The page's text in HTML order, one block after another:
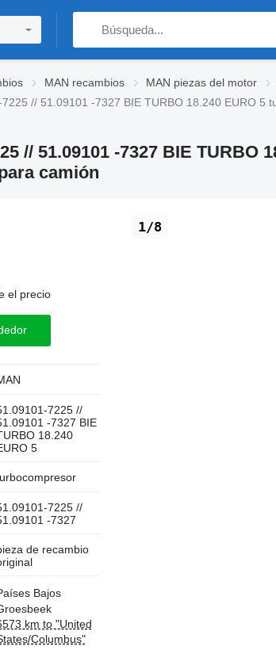
MAN recambios MAN piezas del motor
// 51.09101 -7327 BIE TURBO 18.240 EURO 5
// 51.09101 -7327 BIE TURBO
camión
1/8
el precio
7225 //
-7327 BIE
18.240
5
7225 //
-7327
de recambio
Bajos
km to "United
Columbus"